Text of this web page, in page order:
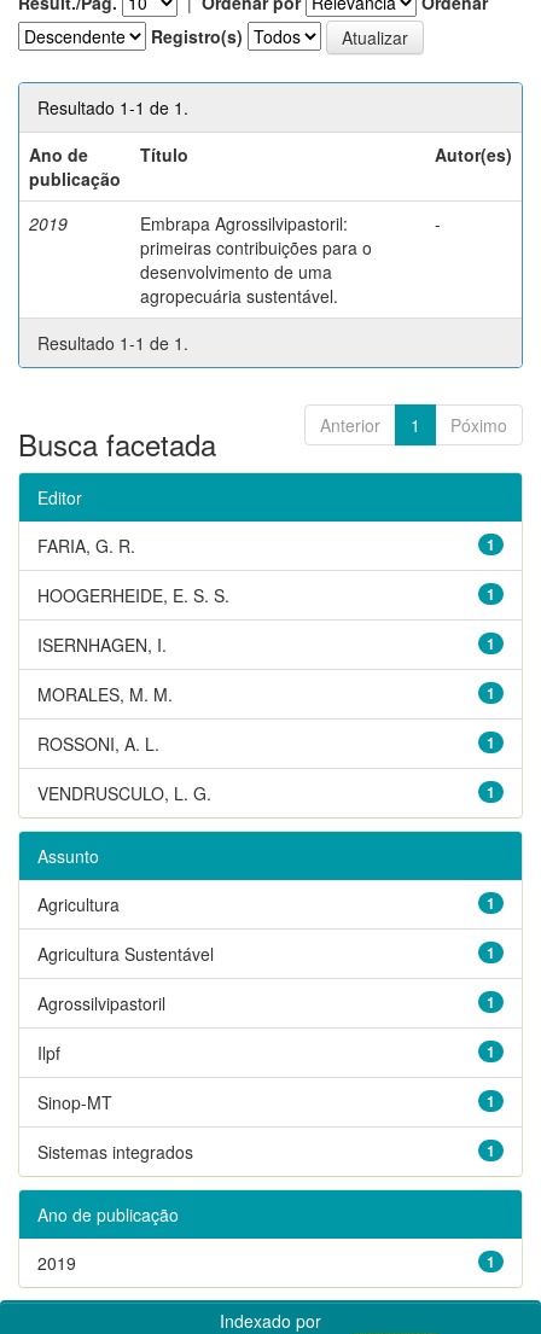
Registro(s)
Resultado 1-1 de 1.
Ano de
publicação
Título Autor(es)
2019
Embrapa Agrossilvipastoril:
primeiras contribuições para o
desenvolvimento de uma
agropecuária sustentável.
-
Resultado 1-1 de 1.
Anterior 1 Póximo
Busca facetada
Editor
1
FARIA, G. R.
1
HOOGERHEIDE, E. S. S.
1
ISERNHAGEN, I.
1
MORALES, M. M.
1
ROSSONI, A. L.
1
VENDRUSCULO, L. G.
Assunto
1
Agricultura
1
Agricultura Sustentável
1
Agrossilvipastoril
1
Ilpf
1
Sinop-MT
1
Sistemas integrados
Ano de publicação
1
2019
Indexado por